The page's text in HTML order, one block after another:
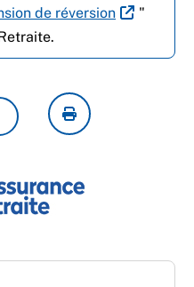
de réversion
"